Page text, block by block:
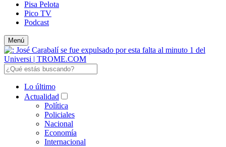
Pisa Pelota
Pico TV
Podcast
Menú
Lo último
Actualidad
Política
Policiales
Nacional
Economía
Internacional